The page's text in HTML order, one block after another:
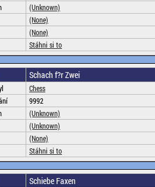
(Unknown)
(None)
(None)
Stáhni si to
Schach f?r Zwei
Chess
9992
(Unknown)
(Unknown)
(None)
Stáhni si to
Schiebe Faxen